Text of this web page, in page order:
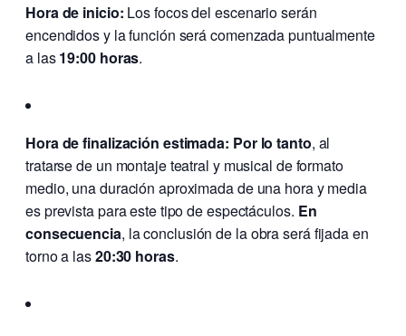
Hora de inicio: Los focos del escenario serán
encendidos y la función será comenzada puntualmente
a las19:00 horas.
Hora de finalización estimada: Por lo tanto, al
tratarse de un montaje teatral y musical de formato
medio, una duración aproximada de una hora y media
es prevista para este tipo de espectáculos. En
consecuencia, la conclusión de la obra será fijada en
torno a las20:30 horas.